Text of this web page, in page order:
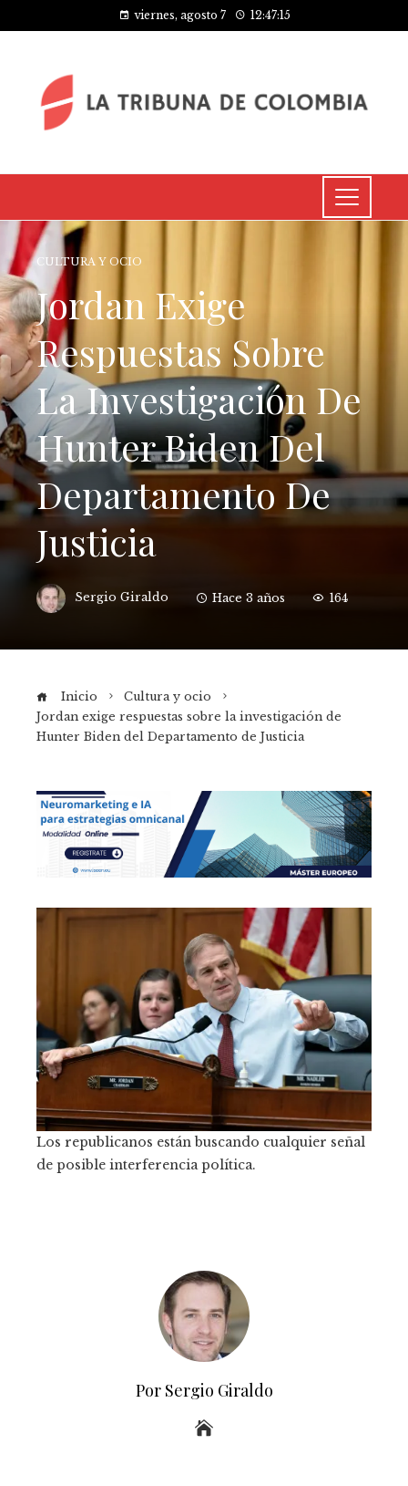
viernes, agosto 7 12:47:16
CULTURA Y OCIO
Jordan Exige
Respuestas Sobre
La Investigación De
Hunter Biden Del
Departamento De
Justicia
Sergio Giraldo Hace 3 años 164
Inicio
Cultura y ocio
Jordan exige respuestas sobre la investigación de
Hunter Biden del Departamento de Justicia
Los republicanos están buscando cualquier señal
de posible interferencia política.
Por Sergio Giraldo